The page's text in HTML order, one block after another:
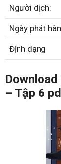
Người dịch:
Ngày phát
Định dạng
Download
– Tập 6